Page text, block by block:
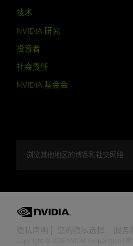
技术
NVIDIA 研究
投资者
社会责任
NVIDIA 基金会
浏览其他地区的博客和社交网络
隐私声明 您的隐私选择 服务
Copyright © 2026 NVIDIA Corporation